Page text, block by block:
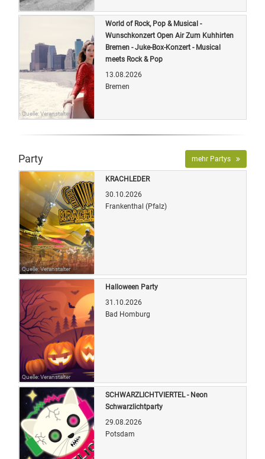
Quelle: Veranstalter
Quelle: Veranstalter
World of Rock, Pop & Musical -
Wunschkonzert Open Air Zum Kuhhirten
Bremen - Juke-Box-Konzert - Musical
meets Rock & Pop
13.08.2026
Bremen
Party mehr Partys
Quelle: Veranstalter
KRACHLEDER
30.10.2026
Frankenthal (Pfalz)
Quelle: Veranstalter
Halloween Party
31.10.2026
Bad Homburg
SCHWARZLICHTVIERTEL - Neon
Schwarzlichtparty
29.08.2026
Potsdam